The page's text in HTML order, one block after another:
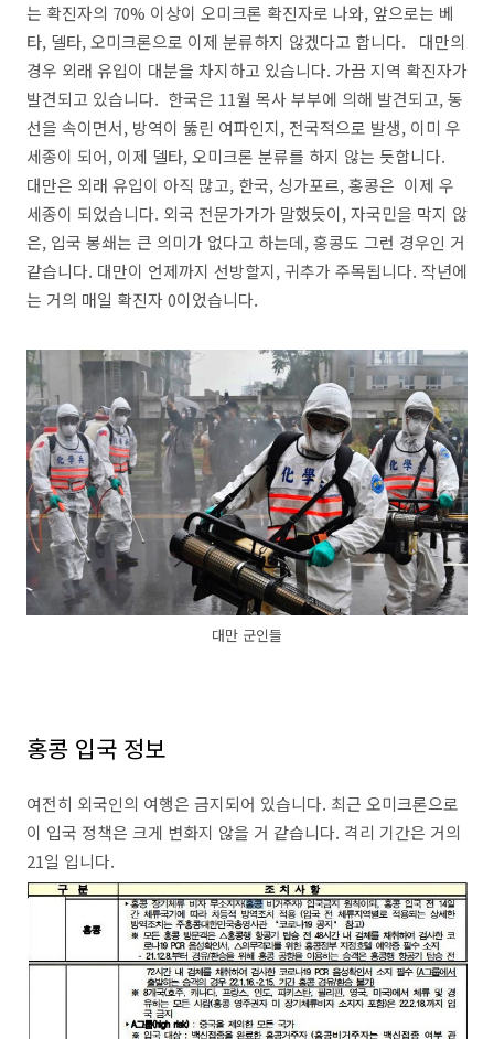
는 확진자의 70% 이상이 오미크론 확진자로 나와, 앞으로는 베
타, 델타, 오미크론으로 이제 분류하지 않겠다고 합니다. 대만의
경우 외래 유입이 대분을 차지하고 있습니다. 가끔 지역 확진자가
발견되고 있습니다. 한국은 11월 목사 부부에 의해 발견되고, 동
선을 속이면서, 방역이 뚫린 여파인지, 전국적으로 발생, 이미 우
세종이 되어, 이제 델타, 오미크론 분류를 하지 않는 듯합니다.
대만은 외래 유입이 아직 많고, 한국, 싱가포르, 홍콩은 이제 우
세종이 되었습니다. 외국 전문가가가 말했듯이, 자국민을 막지 않
은, 입국 봉쇄는 큰 의미가 없다고 하는데, 홍콩도 그런 경우인 거
같습니다. 대만이 언제까지 선방할지, 귀추가 주목됩니다. 작년에
는 거의 매일 확진자 0이었습니다.
대만 군인들
홍콩 입국 정보
여전히 외국인의 여행은 금지되어 있습니다. 최근 오미크론으로
이 입국 정책은 크게 변화지 않을 거 같습니다. 격리 기간은 거의
21일 입니다.